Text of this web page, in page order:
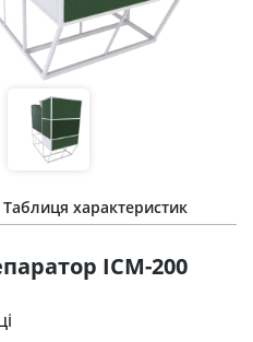
Таблиця характеристик
ІСМ-200